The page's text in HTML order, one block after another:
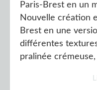
Paris-Brest en un
Nouvelle création
Brest en une
différentes
pralinée